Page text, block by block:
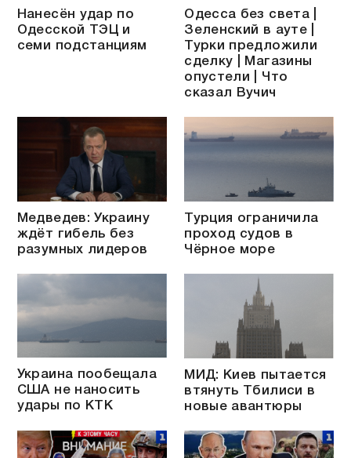
Нанесён удар по
Одесской ТЭЦ и
семи подстанциям
Одесса без света |
Зеленский в ауте |
Турки предложили
сделку | Магазины
опустели | Что
сказал Вучич
Медведев: Украину
ждёт гибель без
разумных лидеров
Турция ограничила
проход судов в
Чёрное море
Украина пообещала
США не наносить
удары по КТК
МИД: Киев пытается
втянуть Тбилиси в
новые авантюры